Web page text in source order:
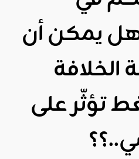
3/2 هل يمكن أن
الخلافة
تؤثّر على